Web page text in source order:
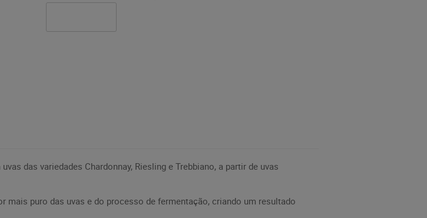
das variedades Chardonnay, Riesling e Trebbiano, a partir de uvas
mais puro das uvas e do processo de fermentação, criando um resultado